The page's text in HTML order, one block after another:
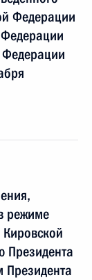
Федерации
режиме
Президента